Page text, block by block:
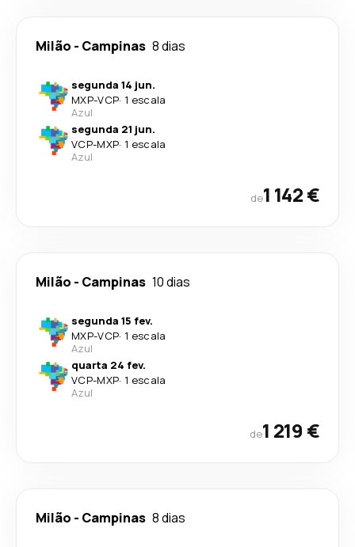
Milão - Campinas 8 dias
segunda 14 jun.
MXP-VCP· 1 escala
Azul
segunda 21 jun.
VCP-MXP· 1 escala
Azul
de1 142 €
Milão - Campinas 10 dias
segunda 15 fev.
MXP-VCP· 1 escala
Azul
quarta 24 fev.
VCP-MXP· 1 escala
Azul
de1 219 €
Milão - Campinas 8 dias